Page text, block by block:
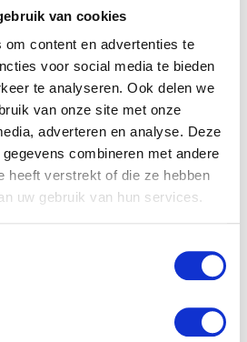
van cookies
om content en advertenties te
voor social media te bieden
te analyseren. Ook delen we
van onze site met onze
adverteren en analyse. Deze
combineren met andere
heeft verstrekt of die ze hebben
uw gebruik van hun services.